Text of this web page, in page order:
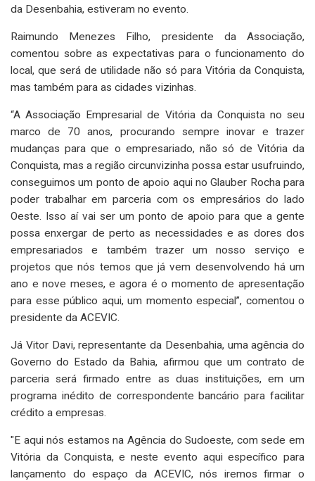
da Desenbahia, estiveram no evento.
Raimundo Menezes Filho, presidente da Associação,
comentou sobre as expectativas para o funcionamento do
local, que será de utilidade não só para Vitória da Conquista,
mas também para as cidades vizinhas.
“A Associação Empresarial de Vitória da Conquista no seu
marco de 70 anos, procurando sempre inovar e trazer
mudanças para que o empresariado, não só de Vitória da
Conquista, mas a região circunvizinha possa estar usufruindo,
conseguimos um ponto de apoio aqui no Glauber Rocha para
poder trabalhar em parceria com os empresários do lado
Oeste. Isso aí vai ser um ponto de apoio para que a gente
possa enxergar de perto as necessidades e as dores dos
empresariados e também trazer um nosso serviço e
projetos que nós temos que já vem desenvolvendo há um
ano e nove meses, e agora é o momento de apresentação
para esse público aqui, um momento especial”, comentou o
presidente da ACEVIC.
Já Vitor Davi, representante da Desenbahia, uma agência do
Governo do Estado da Bahia, afirmou que um contrato de
parceria será firmado entre as duas instituições, em um
programa inédito de correspondente bancário para facilitar
crédito a empresas.
"E aqui nós estamos na Agência do Sudoeste, com sede em
Vitória da Conquista, e neste evento aqui específico para
lançamento do espaço da ACEVIC, nós iremos firmar o